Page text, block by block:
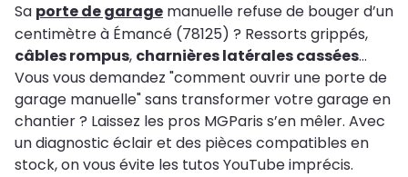
Sa porte de garage manuelle refuse de bouger d’un
centimètre à Émancé (78125) ? Ressorts grippés,
câbles rompus, charnières latérales cassées…
Vous vous demandez "comment ouvrir une porte de
garage manuelle" sans transformer votre garage en
chantier ? Laissez les pros MGParis s’en mêler. Avec
un diagnostic éclair et des pièces compatibles en
stock, on vous évite les tutos YouTube imprécis.